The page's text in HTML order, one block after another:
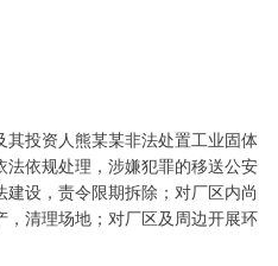
投资人熊某某非法处置工业固体
依规处理，涉嫌犯罪的移送公安
设，责令限期拆除；对厂区内尚
清理场地；对厂区及周边开展环